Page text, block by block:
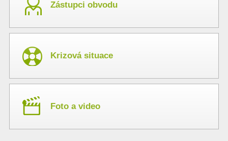
Zástupci obvodu
Krizová situace
Foto a video